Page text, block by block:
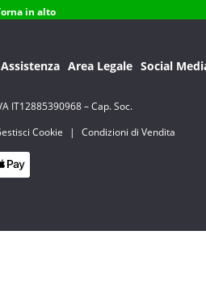
in alto
Area Legale Social
IT12885390968 – Cap. Soc.
Cookie |
Condizioni di Vendita